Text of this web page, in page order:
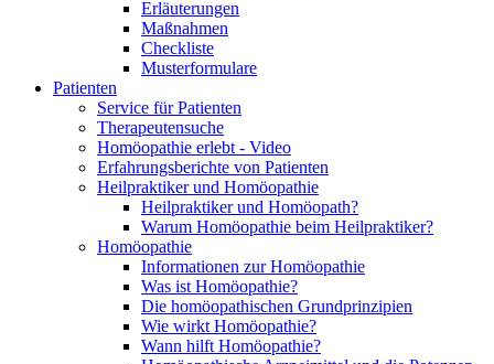
Erläuterungen
Maßnahmen
Checkliste
Musterformulare
Patienten
Service für Patienten
Therapeutensuche
Homöopathie erlebt - Video
Erfahrungsberichte von Patienten
Heilpraktiker und Homöopathie
Heilpraktiker und Homöopath?
Warum Homöopathie beim Heilpraktiker?
Homöopathie
Informationen zur Homöopathie
Was ist Homöopathie?
Die homöopathischen Grundprinzipien
Wie wirkt Homöopathie?
Wann hilft Homöopathie?